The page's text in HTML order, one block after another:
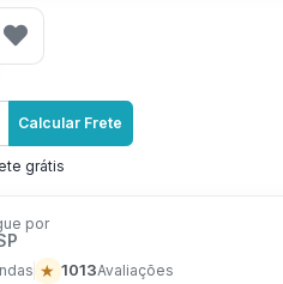
Calcular Frete
grátis
por
★ 1013Avaliações